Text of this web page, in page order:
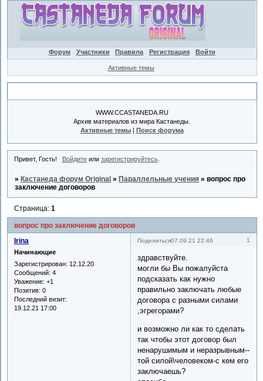
Форум Участники Правила Регистрация Войти
Активные темы
WWW.CCASTANEDA.RU
Архив материалов из мира Кастанеды.
Активные темы| Поиск форума
Привет, Гость! Войдитеили зарегистрируйтесь.
» Кастанеда форум Original » Параллельные учения »вопрос про
заключение договоров
вопрос про заключение договоров
Страница:1
Поделиться 1
07.09.21 22:46
Irina
Начинающие
Зарегистрирован: 12.12.20
Сообщений: 4
Уважение: +1
Позитив: 0
Последний визит:
19.12.21 17:00
здравствуйте.
могли бы Вы пожалуйста
подсказать как нужно
правильно заключать любые
договора с разными силами
,эгрегорами?
и возможно ли как то сделать
так чтобы этот договор был
ненарушимым и неразрывным--
той силой\человеком-с кем его
заключаешь?